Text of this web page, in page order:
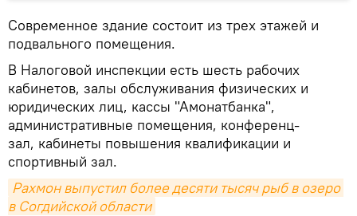
Современное здание состоит из трех этажей и
подвального помещения.
В Налоговой инспекции есть шесть рабочих
кабинетов, залы обслуживания физических и
юридических лиц, кассы "Амонатбанка",
административные помещения, конференц-
зал, кабинеты повышения квалификации и
спортивный зал.
Рахмон выпустил более десяти тысяч рыб в озеро
в Согдийской области